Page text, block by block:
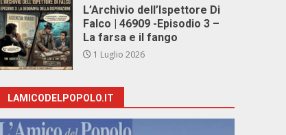
L’Archivio dell’Ispettore Di
Falco | 46909 -Episodio 3 –
La farsa e il fango
1 Luglio 2026
LAMICODELPOPOLO.IT